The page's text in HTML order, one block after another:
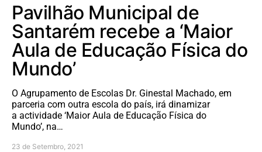
Pavilhão Municipal de
Santarém recebe a ‘Maior
Aula de Educação Física do
Mundo’
O Agrupamento de Escolas Dr. Ginestal Machado, em
parceria com outra escola do país, irá dinamizar
a actividade ‘Maior Aula de Educação Física do
Mundo’, na…
23 de Setembro, 2021